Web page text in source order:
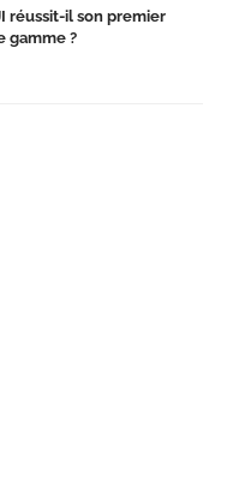
réussit-il son premier
gamme ?